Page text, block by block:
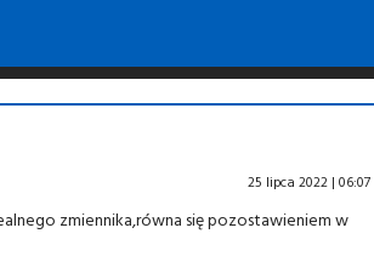
25 lipca 2022 | 06:07
zmiennika,równa się pozostawieniem w